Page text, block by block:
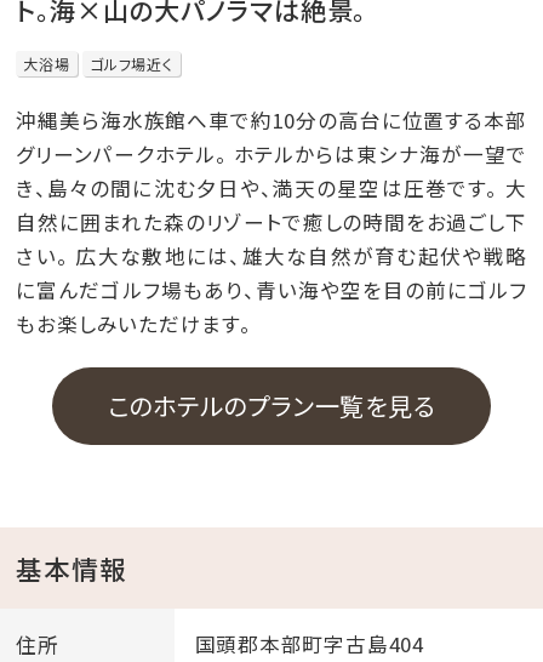
ト。海×山の大パノラマは絶景。
大浴場 ゴルフ場近く
沖縄美ら海水族館へ車で約10分の高台に位置する本部
グリーンパークホテル。 ホテルからは東シナ海が一望で
き、島々の間に沈む夕日や、満天の星空は圧巻です。 大
自然に囲まれた森のリゾートで癒しの時間をお過ごし下
さい。 広大な敷地には、雄大な自然が育む起伏や戦略
に富んだゴルフ場もあり、青い海や空を目の前にゴルフ
もお楽しみいただけます。
このホテルのプラン一覧を見る
基本情報
住所 国頭郡本部町字古島404